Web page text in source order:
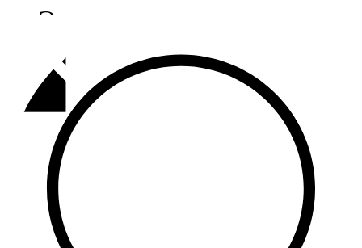
Әлмәт
92,9 FM
Базарлы матак
107,1 FM
Балык бистәсе
104,9 FM
Баулы